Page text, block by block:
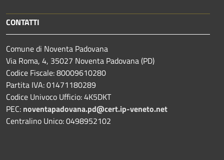
CONTATTI
Comune di Noventa Padovana
Via Roma, 4, 35027 Noventa Padovana (PD)
Codice Fiscale: 80009610280
Partita IVA: 01471180289
Codice Univoco Ufficio: 4K5DKT
PEC: noventapadovana.pd@cert.ip-veneto.net
Centralino Unico: 0498952102